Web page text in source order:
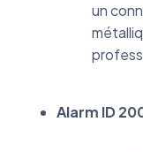
un
Alarm ID